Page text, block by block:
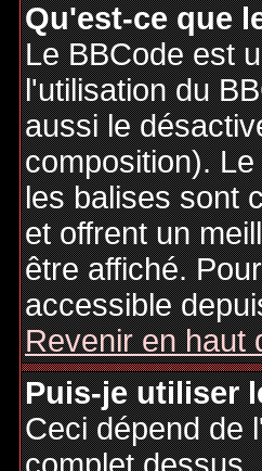
Qu'est-ce que
Le BBCode est
l'utilisation du
aussi le
composition).
les balises sont
et offrent un
être affiché.
accessible
Revenir en haut
Puis-je utiliser
Ceci dépend de